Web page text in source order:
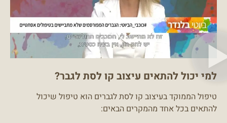
למי יכול להתאים עיצוב קו לסת לגבר?
טיפול הממוקד בעיצוב קו לסת לגברים הוא טיפול שיכול
להתאים בכל אחד מהמקרים הבאים: